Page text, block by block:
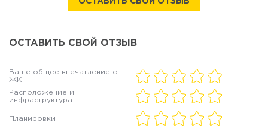
ОСТАВИТЬ СВОЙ ОТЗЫВ
Ваше общее впечатление о
ЖК
Расположение и
инфраструктура
Планировки